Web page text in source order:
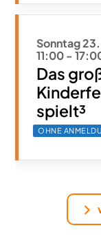
Sonntag
11:00-
Das
spielt³
OHNE
Hier die